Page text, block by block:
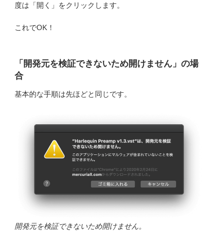
度は「開く」をクリックします。
これでOK！
「開発元を検証できないため開けません」の場
合
基本的な手順は先ほどと同じです。
開発元を検証できないため開けません。